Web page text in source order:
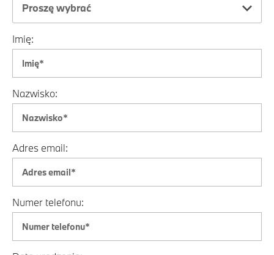
Proszę wybrać
Imię:
Nazwisko:
Adres email:
Numer telefonu: